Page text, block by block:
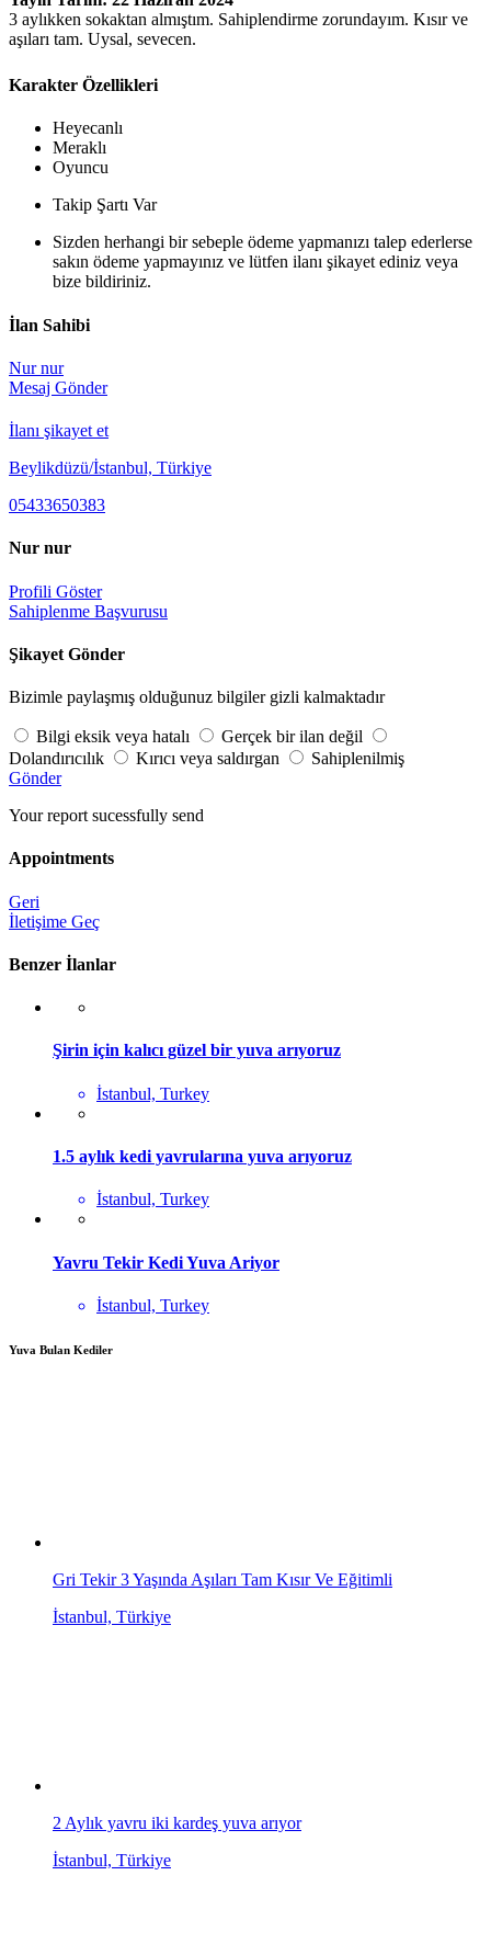
3 aylıkken sokaktan almıştım. Sahiplendirme zorundayım. Kısır ve
aşıları tam. Uysal, sevecen.
Karakter Özellikleri
Heyecanlı
Meraklı
Oyuncu
Takip Şartı Var
Sizden herhangi bir sebeple ödeme yapmanızı talep ederlerse
sakın ödeme yapmayınız ve lütfen ilanı şikayet ediniz veya
bize bildiriniz.
İlan Sahibi
Nur nur
Mesaj Gönder
İlanı şikayet et
Beylikdüzü/İstanbul, Türkiye
05433650383
Nur nur
Profili Göster
Sahiplenme Başvurusu
Şikayet Gönder
Bizimle paylaşmış olduğunuz bilgiler gizli kalmaktadır
Bilgi eksik veya hatalı
Gerçek bir ilan değil
Dolandırıcılık
Kırıcı veya saldırgan
Sahiplenilmiş
Gönder
Your report sucessfully send
Appointments
Geri
İletişime Geç
Benzer İlanlar
Şirin için kalıcı güzel bir yuva arıyoruz
İstanbul, Turkey
1.5 aylık kedi yavrularına yuva arıyoruz
İstanbul, Turkey
Yavru Tekir Kedi Yuva Ariyor
İstanbul, Turkey
Yuva Bulan Kediler
Gri Tekir 3 Yaşında Aşıları Tam Kısır Ve Eğitimli
İstanbul, Türkiye
2 Aylık yavru iki kardeş yuva arıyor
İstanbul, Türkiye